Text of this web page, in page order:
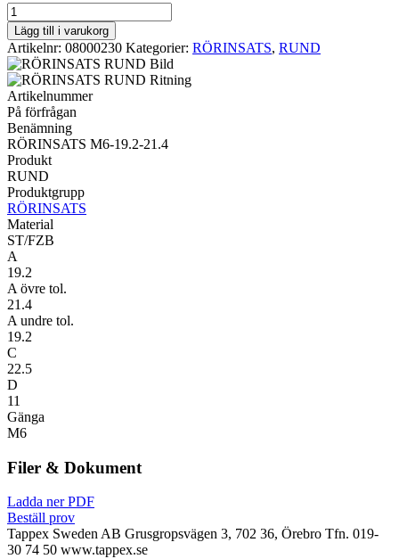
RUND
RÖRINSATS
M6-
19.2-
21.4
mängd
Lägg till i varukorg
Artikelnr: 08000230 Kategorier: RÖRINSATS, RUND
Artikelnummer
På förfrågan
Benämning
RÖRINSATS M6-19.2-21.4
Produkt
RUND
Produktgrupp
RÖRINSATS
Material
ST/FZB
A
19.2
A övre tol.
21.4
A undre tol.
19.2
C
22.5
D
11
Gänga
M6
Filer & Dokument
Ladda ner PDF
Beställ prov
Tappex Sweden AB Grusgropsvägen 3, 702 36, Örebro Tfn. 019-
30 74 50 www.tappex.se